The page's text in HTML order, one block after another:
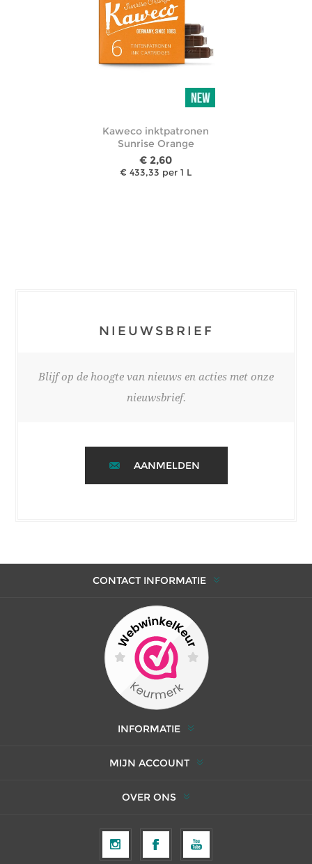
Kaweco inktpatronen
Sunrise Orange
€ 2,60
€ 433,33 per 1 L
NIEUWSBRIEF
Blijf op de hoogte van nieuws en acties met onze
nieuwsbrief.
AANMELDEN
CONTACT INFORMATIE
INFORMATIE
MIJN ACCOUNT
OVER ONS